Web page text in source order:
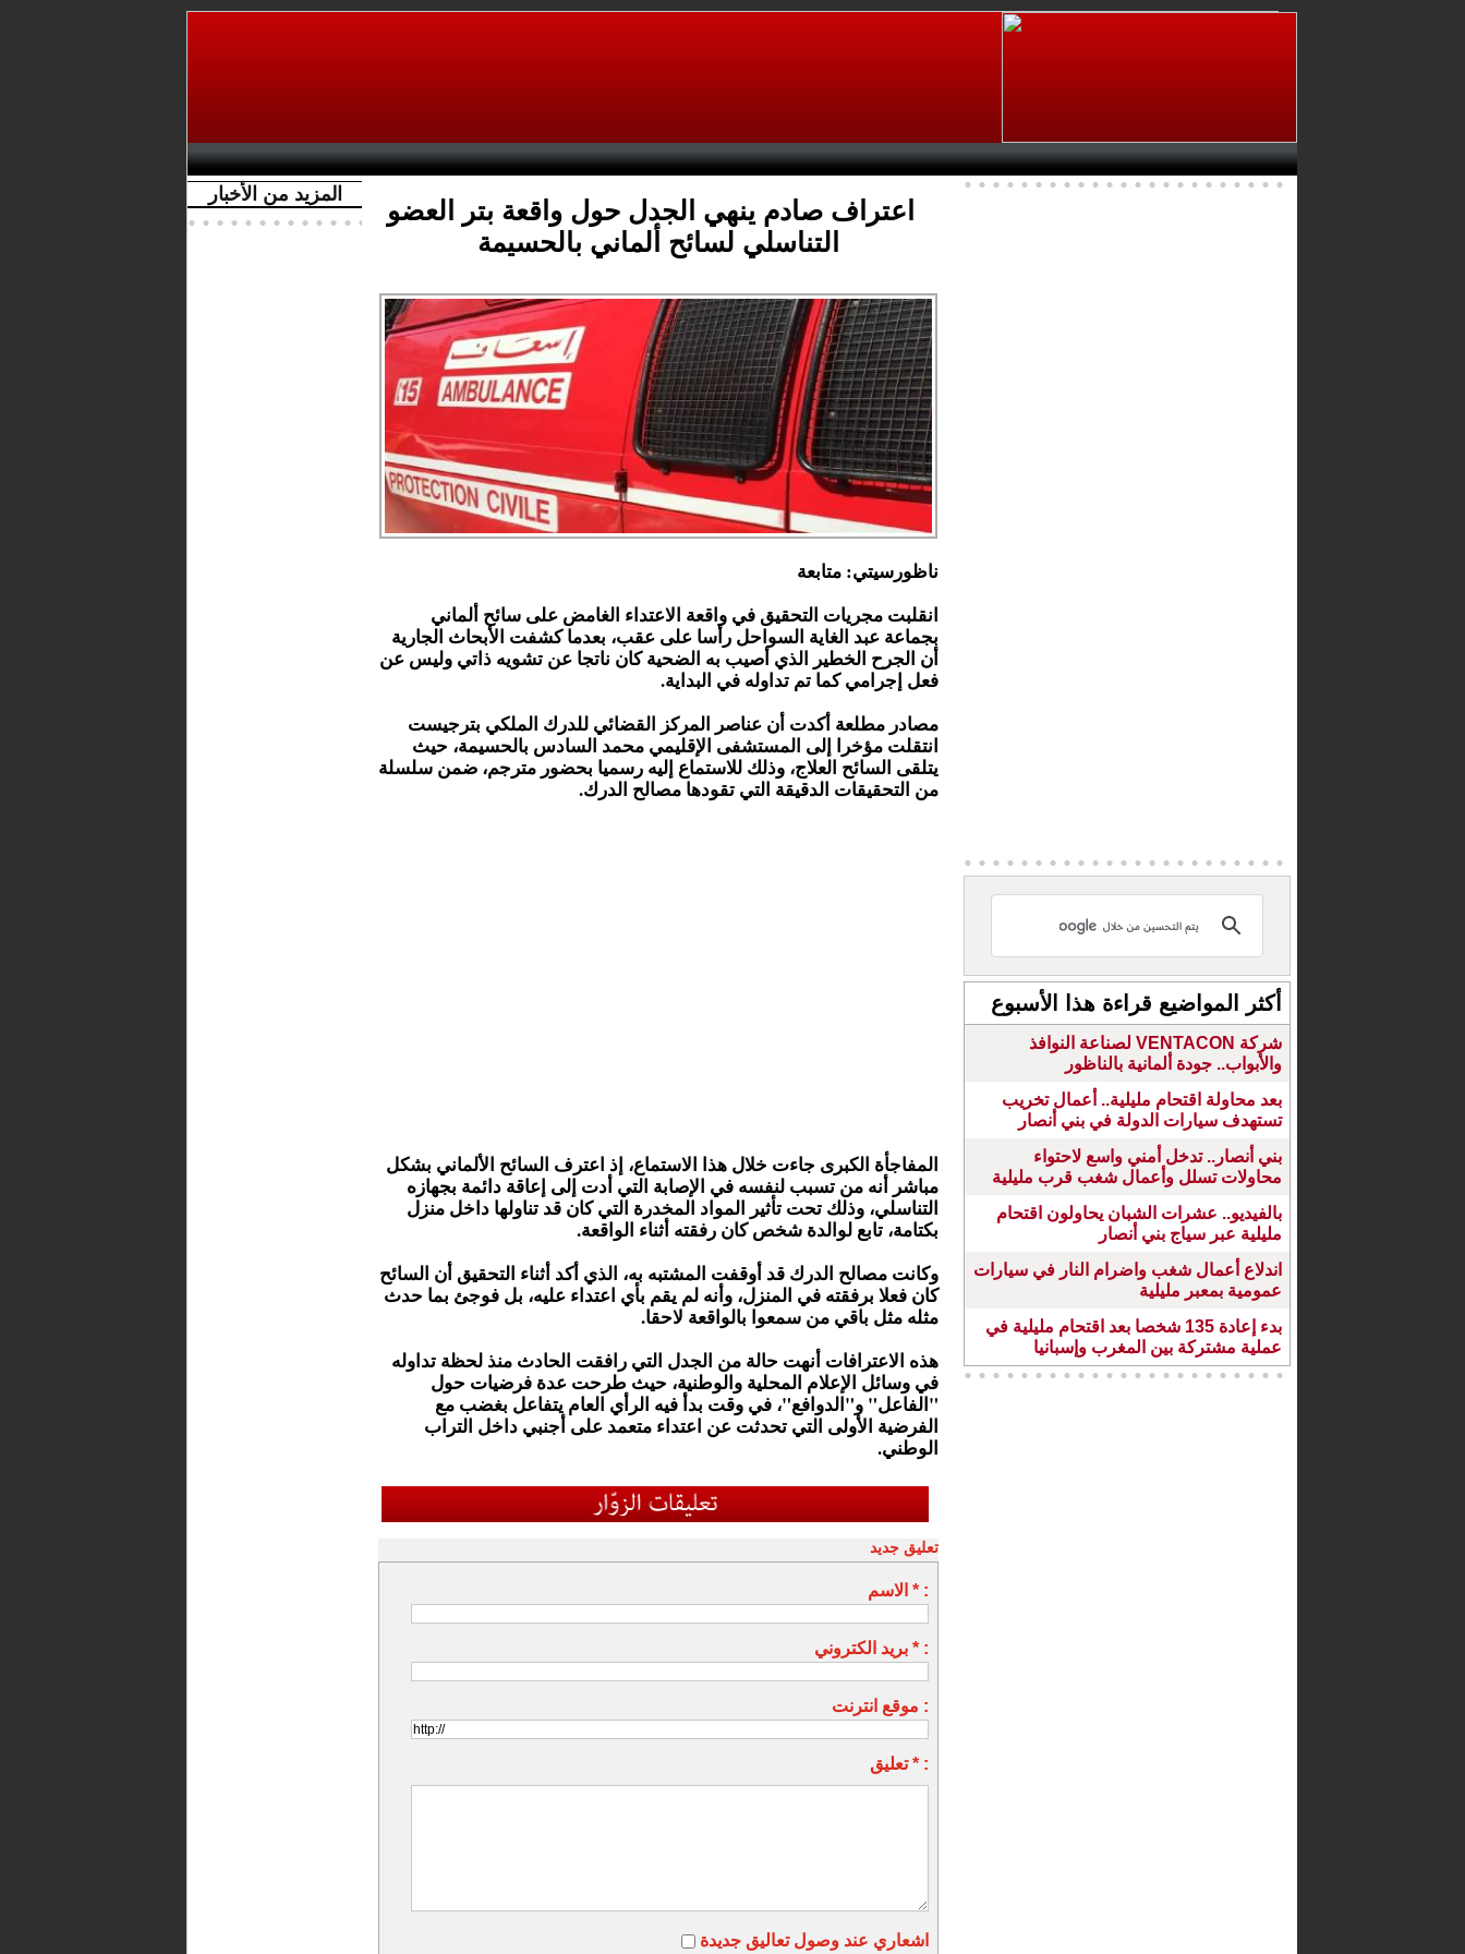
المزيد من الأخبار
اعتراف صادم ينهي الجدل حول واقعة بتر العضو
التناسلي لسائح ألماني بالحسيمة
ناظورسيتي: متابعة
انقلبت مجريات التحقيق في واقعة الاعتداء الغامض على سائح ألماني
بجماعة عبد الغاية السواحل رأسا على عقب، بعدما كشفت الأبحاث الجارية
أن الجرح الخطير الذي أصيب به الضحية كان ناتجا عن تشويه ذاتي وليس عن
فعل إجرامي كما تم تداوله في البداية.
مصادر مطلعة أكدت أن عناصر المركز القضائي للدرك الملكي بترجيست
انتقلت مؤخرا إلى المستشفى الإقليمي محمد السادس بالحسيمة، حيث
يتلقى السائح العلاج، وذلك للاستماع إليه رسميا بحضور مترجم، ضمن سلسلة
من التحقيقات الدقيقة التي تقودها مصالح الدرك.
المفاجأة الكبرى جاءت خلال هذا الاستماع، إذ اعترف السائح الألماني بشكل
مباشر أنه من تسبب لنفسه في الإصابة التي أدت إلى إعاقة دائمة بجهازه
التناسلي، وذلك تحت تأثير المواد المخدرة التي كان قد تناولها داخل منزل
بكتامة، تابع لوالدة شخص كان رفقته أثناء الواقعة.
وكانت مصالح الدرك قد أوقفت المشتبه به، الذي أكد أثناء التحقيق أن السائح
كان فعلا برفقته في المنزل، وأنه لم يقم بأي اعتداء عليه، بل فوجئ بما حدث
مثله مثل باقي من سمعوا بالواقعة لاحقا.
هذه الاعترافات أنهت حالة من الجدل التي رافقت الحادث منذ لحظة تداوله
في وسائل الإعلام المحلية والوطنية، حيث طرحت عدة فرضيات حول
"الفاعل" و"الدوافع"، في وقت بدأ فيه الرأي العام يتفاعل بغضب مع
الفرضية الأولى التي تحدثت عن اعتداء متعمد على أجنبي داخل التراب
الوطني.
تعليق جديد
الاسم * :
بريد الكتروني * :
موقع انترنت :
تعليق * :
اشعاري عند وصول تعاليق جديدة
أكثر المواضيع قراءة هذا الأسبوع
شركة VENTACON لصناعة النوافذ
والأبواب.. جودة ألمانية بالناظور
بعد محاولة اقتحام مليلية.. أعمال تخريب
تستهدف سيارات الدولة في بني أنصار
بني أنصار.. تدخل أمني واسع لاحتواء
محاولات تسلل وأعمال شغب قرب مليلية
بالفيديو.. عشرات الشبان يحاولون اقتحام
مليلية عبر سياج بني أنصار
اندلاع أعمال شغب واضرام النار في سيارات
عمومية بمعبر مليلية
بدء إعادة 135 شخصا بعد اقتحام مليلية في
عملية مشتركة بين المغرب وإسبانيا